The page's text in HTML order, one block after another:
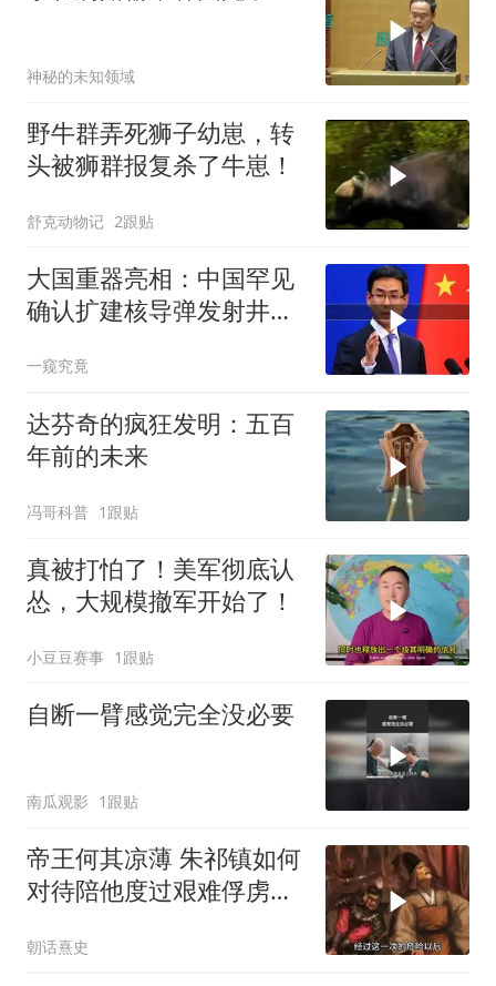
神秘的未知领域
野牛群弄死狮子幼崽，转
头被狮群报复杀了牛崽！
舒克动物记 2跟贴
大国重器亮相：中国罕见
确认扩建核导弹发射井铸
一窥究竟
达芬奇的疯狂发明：五百
年前的未来
冯哥科普 1跟贴
真被打怕了！美军彻底认
怂，大规模撤军开始了！
小豆豆赛事 1跟贴
自断一臂感觉完全没必要
南瓜观影 1跟贴
帝王何其凉薄 朱祁镇如何
对待陪他度过艰难俘虏生
朝话熹史